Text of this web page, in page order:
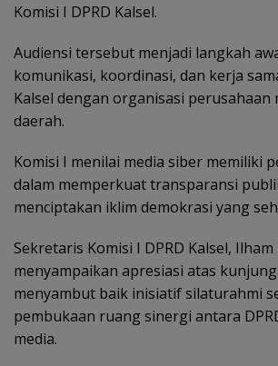
Komisi I DPRD Kalsel.
‎Audiensi tersebut menjadi langkah
komunikasi, koordinasi, dan kerja
Kalsel dengan organisasi perusahaan
daerah.
Komisi I menilai media siber memiliki
dalam memperkuat transparansi
menciptakan iklim demokrasi yang
Sekretaris Komisi I DPRD Kalsel,
menyampaikan apresiasi atas
menyambut baik inisiatif silaturahmi
pembukaan ruang sinergi antara
media.